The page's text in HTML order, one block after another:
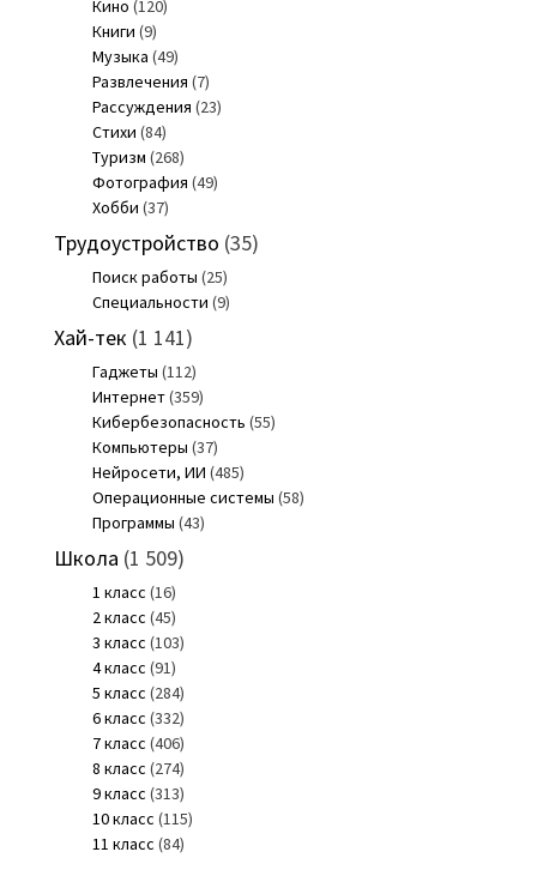
Кино (120)
Книги (9)
Музыка (49)
Развлечения (7)
Рассуждения (23)
Стихи (84)
Туризм (268)
Фотография (49)
Хобби (37)
Трудоустройство (35)
Поиск работы (25)
Специальности (9)
Хай-тек (1 141)
Гаджеты (112)
Интернет(359)
Кибербезопасность (55)
Компьютеры (37)
Нейросети, ИИ (485)
Операционные системы (58)
Программы (43)
Школа (1 509)
1 класс (16)
2 класс (45)
3 класс (103)
4 класс (91)
5 класс (284)
6 класс (332)
7 класс (406)
8 класс (274)
9 класс (313)
10 класс (115)
11 класс (84)